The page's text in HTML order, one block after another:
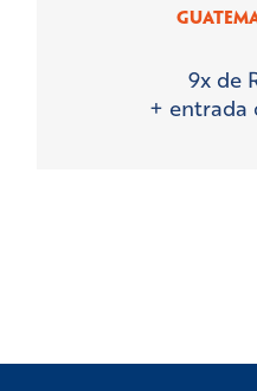
9x de
+ entrada